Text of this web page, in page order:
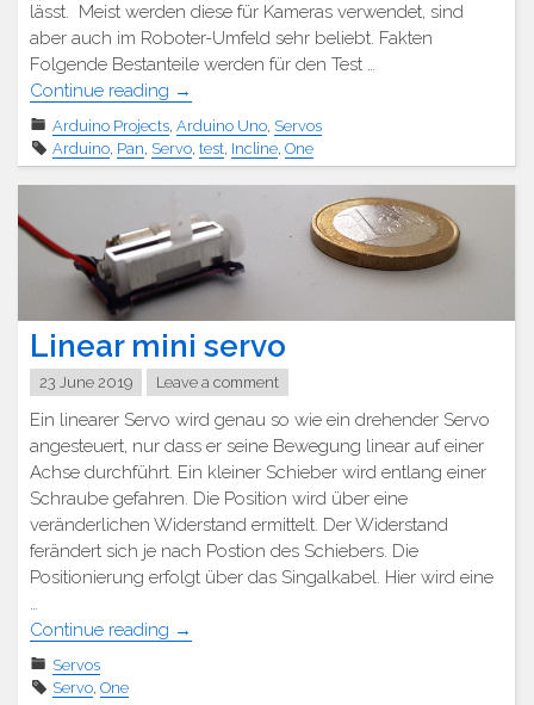
lässt. Meist werden diese für Kameras verwendet, sind
aber auch im Roboter-Umfeld sehr beliebt. Fakten
Folgende Bestanteile werden für den Test …
Continue reading "Arduino
–
Pan/Tilt
Test"
→
Arduino Projects Arduino Uno Servos
Arduino Pan Servo test Incline One
Linear mini servo
23 June 2019 Leave a comment
Ein linearer Servo wird genau so wie ein drehender Servo
angesteuert, nur dass er seine Bewegung linear auf einer
Achse durchführt. Ein kleiner Schieber wird entlang einer
Schraube gefahren. Die Position wird über eine
veränderlichen Widerstand ermittelt. Der Widerstand
ferändert sich je nach Postion des Schiebers. Die
Positionierung erfolgt über das Singalkabel. Hier wird eine
…
Continue reading "Linearer
→
Servos
Servo One